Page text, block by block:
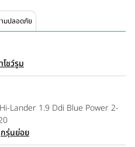
มปลอดภัย
ชว์รูม
Lander 1.9 Ddi Blue Power 2-
รุ่นย่อย